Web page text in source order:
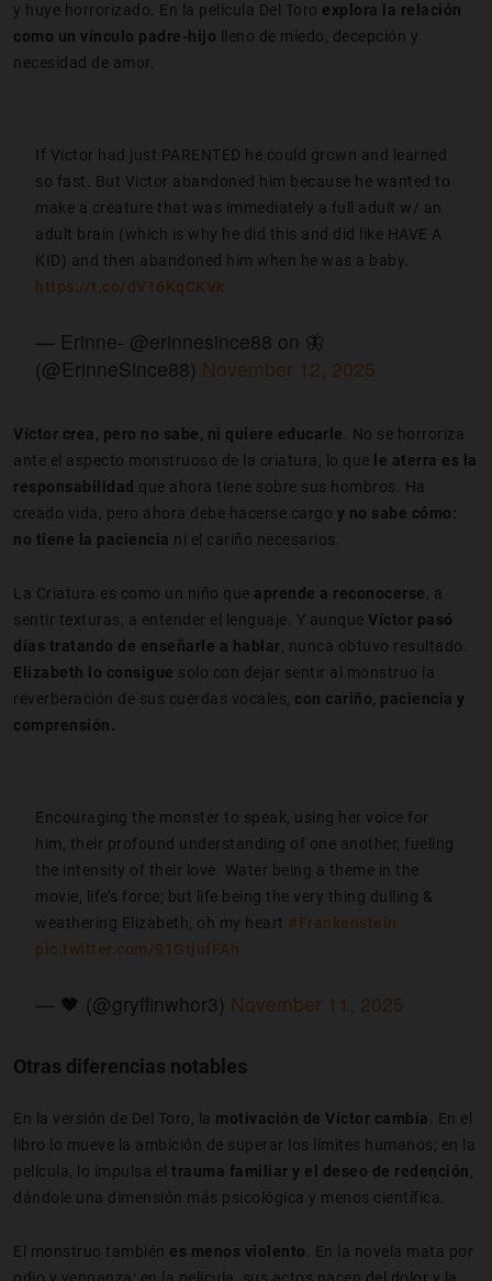
y huye horrorizado. En la película Del Toro explora la relación
como un vínculo padre-hijo lleno de miedo, decepción y
necesidad de amor.
If Victor had just PARENTED he could grown and learned
so fast. But Victor abandoned him because he wanted to
make a creature that was immediately a full adult w/ an
adult brain (which is why he did this and did like HAVE A
KID) and then abandoned him when he was a baby.
https://t.co/dV16KqCKVk
— Erinne- @erinnesince88 on 🦋
(@ErinneSince88) November 12, 2025
Víctor crea, pero no sabe, ni quiere educarle. No se horroriza
ante el aspecto monstruoso de la criatura, lo que le aterra es la
responsabilidad que ahora tiene sobre sus hombros. Ha
creado vida, pero ahora debe hacerse cargo y no sabe cómo:
no tiene la paciencia ni el cariño necesarios.
La Criatura es como un niño que aprende a reconocerse, a
sentir texturas, a entender el lenguaje. Y aunque Víctor pasó
días tratando de enseñarle a hablar, nunca obtuvo resultado.
Elizabeth lo consigue solo con dejar sentir al monstruo la
reverberación de sus cuerdas vocales, con cariño, paciencia y
comprensión.
Encouraging the monster to speak, using her voice for
him, their profound understanding of one another, fueling
the intensity of their love. Water being a theme in the
movie, life’s force; but life being the very thing dulling &
weathering Elizabeth, oh my heart #Frankenstein
pic.twitter.com/91GtjufFAh
— 🖤 (@gryffinwhor3) November 11, 2025
Otras diferencias notables
En la versión de Del Toro, la motivación de Víctor cambia . En el
libro lo mueve la ambición de superar los límites humanos; en la
película, lo impulsa el trauma familiar y el deseo de redención
dándole una dimensión más psicológica y menos científica.
El monstruo también es menos violento . En la novela mata por